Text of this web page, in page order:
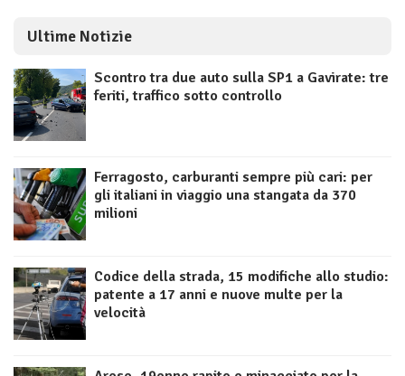
Ultime Notizie
Scontro tra due auto sulla SP1 a Gavirate: tre
feriti, traffico sotto controllo
Ferragosto, carburanti sempre più cari: per
gli italiani in viaggio una stangata da 370
milioni
Codice della strada, 15 modifiche allo studio:
patente a 17 anni e nuove multe per la
velocità